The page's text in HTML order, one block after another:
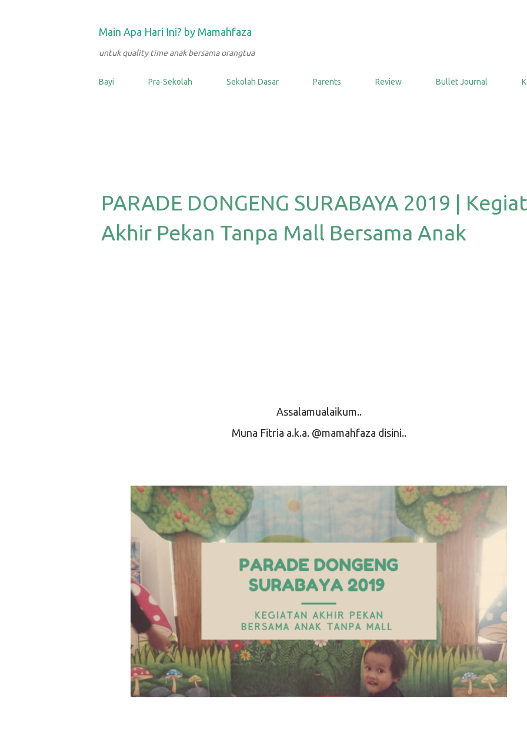
Main Apa Hari Ini? by Mamahfaza
untuk quality time anak bersama orangtua
Bayi Pra-Sekolah Sekolah Dasar Parents Review Bullet Journal
PARADE DONGENG SURABAYA 2019 |
Akhir Pekan Tanpa Mall Bersama Anak
Assalamualaikum..
Muna Fitria a.k.a. @mamahfaza disini..